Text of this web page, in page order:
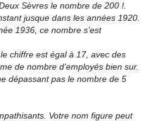
Sèvres le nombre de 200 !.
jusque dans les années 1920.
1936, ce nombre s’est
chiffre est égal à 17, avec des
de nombre d’employés bien sur.
dépassant pas le nombre de 5
Votre nom figure peut